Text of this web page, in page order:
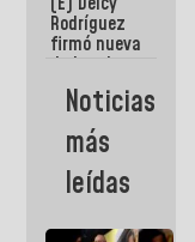
Rodríguez
firmó nueva
de Ley de
Arrendamiento
aprobada
por la AN
Noticias
más
leídas